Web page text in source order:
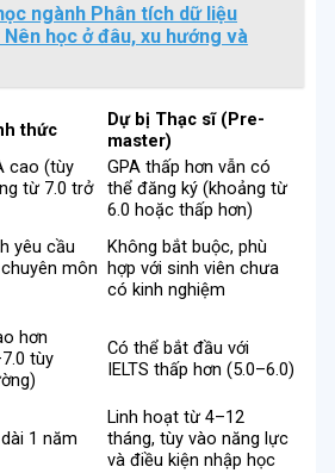
ngành Phân tích dữ liệu
học ở đâu, xu hướng và
thức
Dự bị Thạc sĩ (Pre-
master)
cao (tùy
từ 7.0 trở
GPA thấp hơn vẫn có
thể đăng ký (khoảng từ
6.0 hoặc thấp hơn)
yêu cầu
môn
Không bắt buộc, phù
hợp với sinh viên chưa
có kinh nghiệm
hơn
tùy
Có thể bắt đầu với
IELTS thấp hơn (5.0–6.0)
1 năm
Linh hoạt từ 4–12
tháng, tùy vào năng lực
và điều kiện nhập học